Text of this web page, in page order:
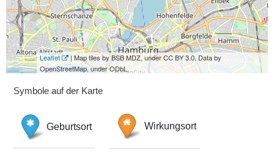
Leaflet
| Map tiles by BSB MDZ, under CC BY 3.0. Data by
OpenStreetMap, under ODbL.
Symbole auf der Karte
Geburtsort Wirkungsort